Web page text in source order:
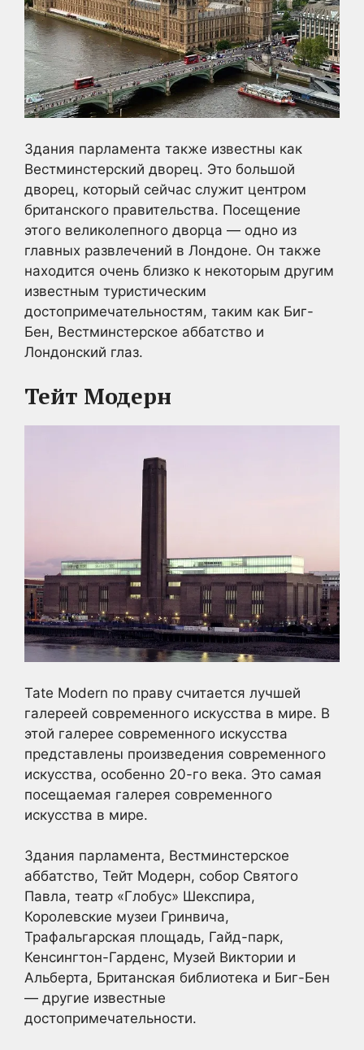
Здания парламента также известны как
Вестминстерский дворец. Это большой
дворец, который сейчас служит центром
британского правительства. Посещение
этого великолепного дворца — одно из
главных развлечений в Лондоне. Он также
находится очень близко к некоторым другим
известным туристическим
достопримечательностям, таким как Биг-
Бен, Вестминстерское аббатство и
Лондонский глаз.
Тейт Модерн
Tate Modern по праву считается лучшей
галереей современного искусства в мире. В
этой галерее современного искусства
представлены произведения современного
искусства, особенно 20-го века. Это самая
посещаемая галерея современного
искусства в мире.
Здания парламента, Вестминстерское
аббатство, Тейт Модерн, собор Святого
Павла, театр «Глобус» Шекспира,
Королевские музеи Гринвича,
Трафальгарская площадь, Гайд-парк,
Кенсингтон-Гарденс, Музей Виктории и
Альберта, Британская библиотека и Биг-Бен
— другие известные
достопримечательности.